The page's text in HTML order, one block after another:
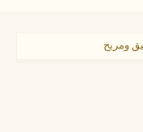
ومريح